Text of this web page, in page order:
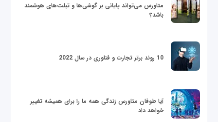
متاورس می‌تواند پایانی بر گوشی‌ها و تبلت‌های هوشمند
باشد؟
10 روند برتر تجارت و فناوری در سال 2022
آیا طوفان متاورس زندگی همه ما را برای همیشه تغییر
خواهد داد